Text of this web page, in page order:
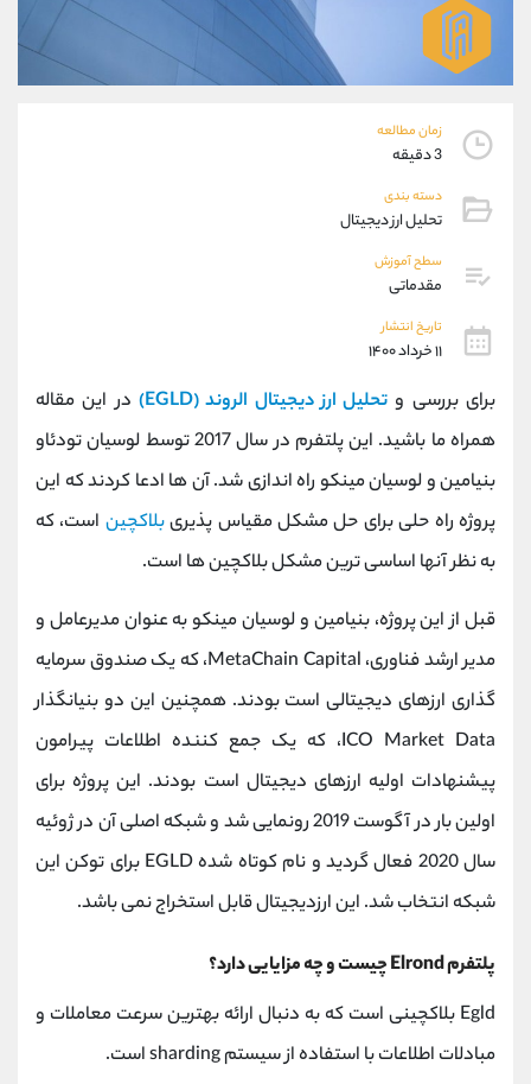
زمان مطالعه
3 دقیقه
دسته بندی
تحلیل ارز دیجیتال
سطح آموزش
مقدماتی
تاریخ انتشار
۱۱ خرداد ۱۴۰۰
برای بررسی و تحلیل ارز دیجیتال الروند (EGLD)
در این مقاله
همراه ما باشید. این پلتفرم در سال 2017 توسط لوسیان تودئاو
بنیامین و لوسیان مینکو راه اندازی شد. آن ها ادعا کردند که این
پروژه راه حلی برای حل مشکل مقیاس پذیریبلاکچین است، که
به نظر آنها اساسی ترین مشکل بلاکچین ها است.
قبل از این پروژه، بنیامین و لوسیان مینکو به عنوان مدیرعامل و
مدیر ارشد فناوری، MetaChain Capital، که یک صندوق سرمایه
گذاری ارزهای دیجیتالی است بودند. همچنین این دو بنیانگذار
ICO Market Data، که یک جمع کننده اطلاعات پیرامون
پیشنهادات اولیه ارزهای دیجیتال است بودند. این پروژه برای
اولین بار در آگوست 2019 رونمایی شد و شبکه اصلی آن در ژوئیه
سال 2020 فعال گردید و نام کوتاه شده EGLD برای توکن این
شبکه انتخاب شد. این ارزدیجیتال قابل استخراج نمی باشد.
پلتفرم Elrond چیست و چه مزایایی دارد؟
Egld بلاکچینی است که به دنبال ارائه بهترین سرعت معاملات و
مبادلات اطلاعات با استفاده از سیستم sharding است.
09304891085
واتساپ شروع گفتگو
تلگرام @Armteam_admin_103
پشتیبان فروش
موبایل
واتساپ
داخلی
اطلاعات تماس (دفتر فروش)
تلفن 021-22021030
بدون پیش شماره 90001030
اینستاگرام @alireza.mehrabii
کانال تلگرام @alirezamehrabi_com